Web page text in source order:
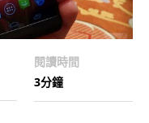
閱讀時間
3分鐘